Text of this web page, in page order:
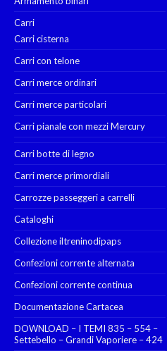
Carri
Carri cisterna
Carri con telone
Carri merce ordinari
Carri merce particolari
Carri pianale con mezzi Mercury
Carri botte di legno
Carri merce primordiali
Carrozze passeggeri a carrelli
Cataloghi
Collezione iltreninodipaps
Confezioni corrente alternata
Confezioni corrente continua
Documentazione Cartacea
DOWNLOAD – I TEMI 835 – 554 –
Settebello – Grandi Vaporiere – 424